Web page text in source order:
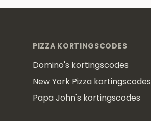
PIZZA KORTINGSCODES
Domino's kortingscodes
New York Pizza kortingscodes
Papa John's kortingscodes